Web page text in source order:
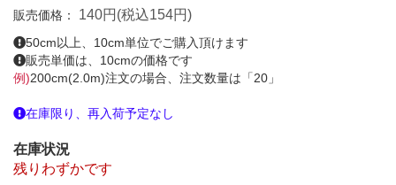
販売価格：
140円(税込154円)
50cm以上、10cm単位でご購入頂けます
販売単価は、10cmの価格です
例)200cm(2.0m)注文の場合、注文数量は「20」
在庫限り、再入荷予定なし
在庫状況
残りわずかです